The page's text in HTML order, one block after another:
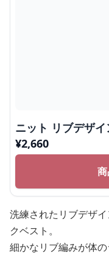
ニット リブデザ
¥2,660
洗練されたリブデザ
クベスト。
細かなリブ編みが体